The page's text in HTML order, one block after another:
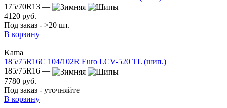
175/70R13 —
4120 руб.
Под заказ - >20 шт.
В корзину
Kama
185/75R16C 104/102R Euro LCV-520 TL (шип.)
185/75R16 —
7780 руб.
Под заказ - уточняйте
В корзину